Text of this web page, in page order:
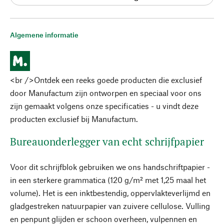
Algemene informatie
<br />Ontdek een reeks goede producten die exclusief
door Manufactum zijn ontworpen en speciaal voor ons
zijn gemaakt volgens onze specificaties - u vindt deze
producten exclusief bij Manufactum.
Bureauonderlegger van echt schrijfpapier
Voor dit schrijfblok gebruiken we ons handschriftpapier -
in een sterkere grammatica (120 g/m² met 1,25 maal het
volume). Het is een inktbestendig, oppervlakteverlijmd en
gladgestreken natuurpapier van zuivere cellulose. Vulling
en penpunt glijden er schoon overheen, vulpennen en